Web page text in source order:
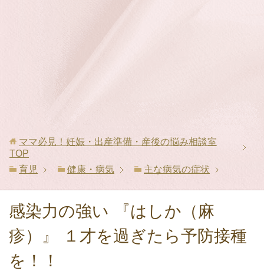
ママ必見！妊娠・出産準備・産後の悩み相談室
TOP
育児
健康・病気 主な病気の症状
感染力の強い 『はしか（麻
疹）』 １才を過ぎたら予防接種
を！！